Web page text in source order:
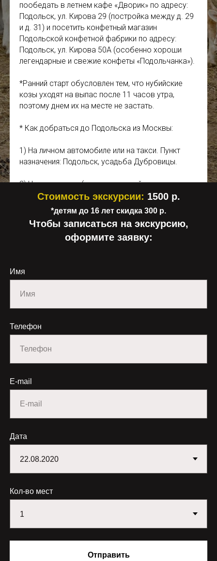
пообедать в летнем кафе «Дворик» по адресу:
Подольск, ул. Кирова 29 (постройка между д. 29
и д. 31) и посетить конфетный магазин
Подольской конфетной фабрики по адресу:
Подольск, ул. Кирова 50А (особенно хороши
легендарные и свежие конфеты «Подольчанка»).
*Ранний старт обусловлен тем, что нубийские
козы уходят на выпас после 11 часов утра,
поэтому днем их на месте не застать.
* Как добраться до Подольска из Москвы:
1) На личном автомобиле или на такси. Пункт
назначения: Подольск, усадьба Дубровицы.
2) На электричке (рекомендуемый электропоезд
отправляется от Курского вокзала в 08.40,
прибывает в Подольск в 09.38, стоимость 120
рублей), далее – на такси до усадьбы
Дубровицы (ориентировочная стоимость 200
Донского: автобусы №516к, №1246к, № 520,
от м. Лесопарковая: автобусы №407, №410,
№435, от м. Аннино: автобус №864. До станции
Дубровицы (ориентировочная стоимость 200
4) На МЦД до ст. Подольск, далее – на такси до
стоимость 200 рублей).
Стоимость экскурсии: 1500 р.
*детям до 16 лет скидка 300 р.
Чтобы записаться на экскурсию,
оформите заявку:
Имя
Телефон
E-mail
Дата
Кол-во мест
Отправить